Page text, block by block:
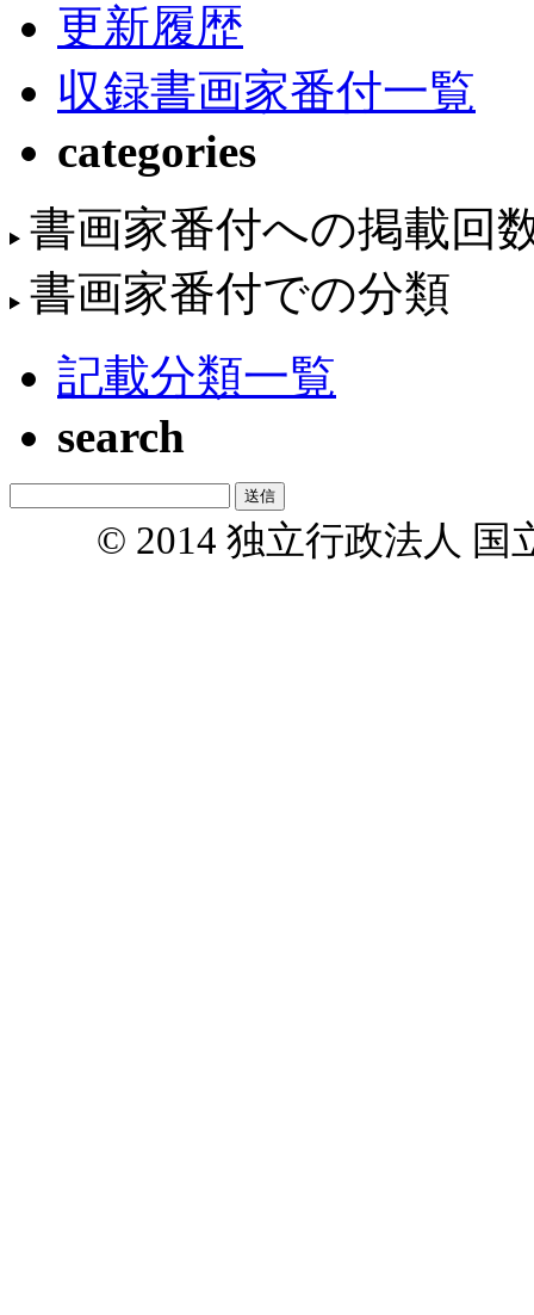
更新履歴
収録書画家番付一覧
categories
書画家番付への掲載回
書画家番付での分類
記載分類一覧
search
© 2014 独立行政法人 国